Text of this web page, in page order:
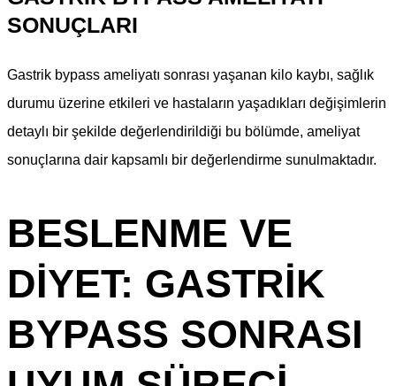
SONUÇLARI
Gastrik bypass ameliyatı sonrası yaşanan kilo kaybı, sağlık
durumu üzerine etkileri ve hastaların yaşadıkları değişimlerin
detaylı bir şekilde değerlendirildiği bu bölümde, ameliyat
sonuçlarına dair kapsamlı bir değerlendirme sunulmaktadır.
BESLENME VE
DIYET: GASTRIK
BYPASS SONRASI